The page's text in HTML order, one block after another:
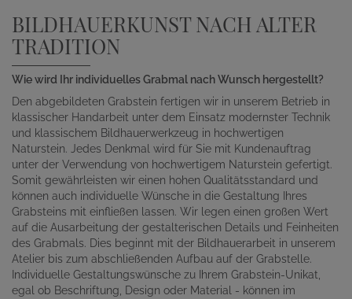
BILDHAUERKUNST NACH ALTER
TRADITION
Wie wird Ihr individuelles Grabmal nach Wunsch hergestellt?
Den abgebildeten Grabstein fertigen wir in unserem Betrieb in
klassischer Handarbeit unter dem Einsatz modernster Technik
und klassischem Bildhauerwerkzeug in hochwertigen
Naturstein. Jedes Denkmal wird für Sie mit Kundenauftrag
unter der Verwendung von hochwertigem Naturstein gefertigt.
Somit gewährleisten wir einen hohen Qualitätsstandard und
können auch individuelle Wünsche in die Gestaltung Ihres
Grabsteins mit einfließen lassen. Wir legen einen großen Wert
auf die Ausarbeitung der gestalterischen Details und Feinheiten
des Grabmals. Dies beginnt mit der Bildhauerarbeit in unserem
Atelier bis zum abschließenden Aufbau auf der Grabstelle.
Individuelle Gestaltungswünsche zu Ihrem Grabstein-Unikat,
egal ob Beschriftung, Design oder Material - können im